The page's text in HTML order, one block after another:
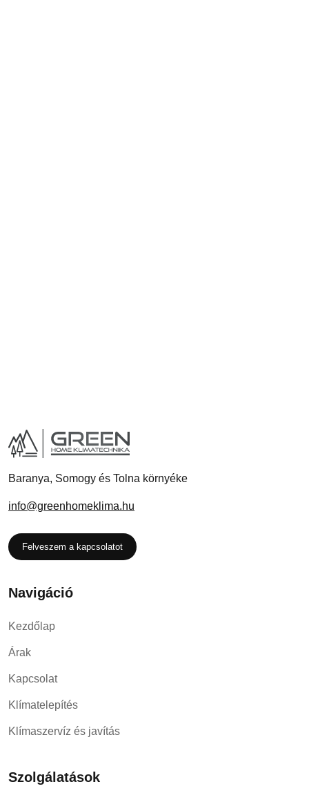
Baranya, Somogy és Tolna környéke
info@greenhomeklima.hu
Felveszem a kapcsolatot
Navigáció
Kezdőlap
Árak
Kapcsolat
Klímatelepítés
Klímaszervíz és javítás
Szolgálatások